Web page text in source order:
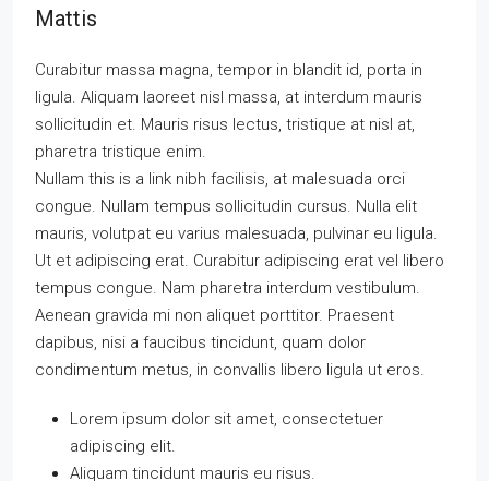
Mattis
Curabitur massa magna, tempor in blandit id, porta in
ligula. Aliquam laoreet nisl massa, at interdum mauris
sollicitudin et. Mauris risus lectus, tristique at nisl at,
pharetra tristique enim.
Nullam this is a link nibh facilisis, at malesuada orci
congue. Nullam tempus sollicitudin cursus. Nulla elit
mauris, volutpat eu varius malesuada, pulvinar eu ligula.
Ut et adipiscing erat. Curabitur adipiscing erat vel libero
tempus congue. Nam pharetra interdum vestibulum.
Aenean gravida mi non aliquet porttitor. Praesent
dapibus, nisi a faucibus tincidunt, quam dolor
condimentum metus, in convallis libero ligula ut eros.
Lorem ipsum dolor sit amet, consectetuer
adipiscing elit.
Aliquam tincidunt mauris eu risus.